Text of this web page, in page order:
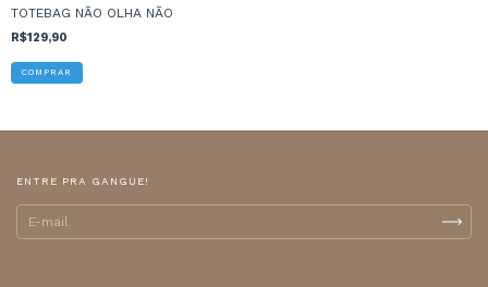
TOTEBAG NÃO OLHA NÃO
R$129,90
ENTRE PRA GANGUE!